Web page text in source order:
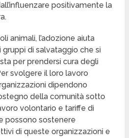
positivamente la
animali, l’adozione aiuta
gruppi di salvataggio che si
per prendersi cura degli
svolgere il loro lavoro
dipendono
della comunità sotto
volontario e tariffe di
possono sostenere
di queste organizzazioni e